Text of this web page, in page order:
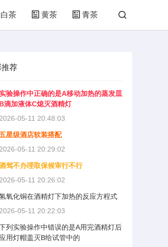
白茶 黄茶 青茶
荐
验操作中正确的是A移动加热的蒸发皿
B滴加液体C熄灭酒精灯
2026-05-11 20:48:03
星级酒店软装搭配
2026-05-11 20:29:02
驾不办理取保候审行不行
2026-05-11 20:26:02
氧化铜在酒精灯下加热的反应方程式
2026-05-11 20:22:03
列实验操作中错误的是A用完酒精灯后
应用灯帽盖灭B给试管中的